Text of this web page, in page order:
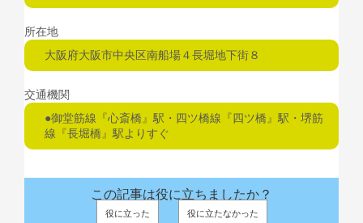
所在地
大阪府大阪市中央区南船場４長堀地下街８
交通機関
●御堂筋線『心斎橋』駅・四ツ橋線『四ツ橋』駅・堺筋
線『長堀橋』駅よりすぐ
この記事は役に立ちましたか？
役に立った
役に立たなかった